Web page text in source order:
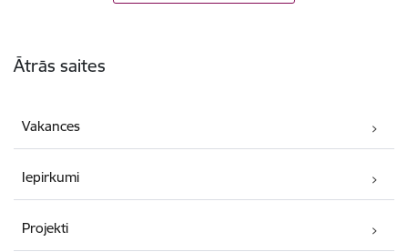
Ātrās saites
Vakances
Iepirkumi
Projekti